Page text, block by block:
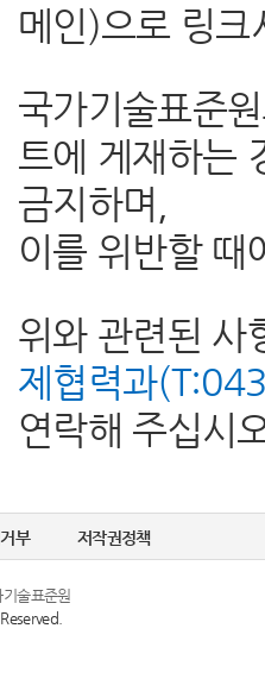
메인)으로 링크
국가기술표준
트에 게재하는
금지하며,
이를 위반할 때
위와 관련된 사
제협력과
연락해 주십시
부 저작권정책
술표준원